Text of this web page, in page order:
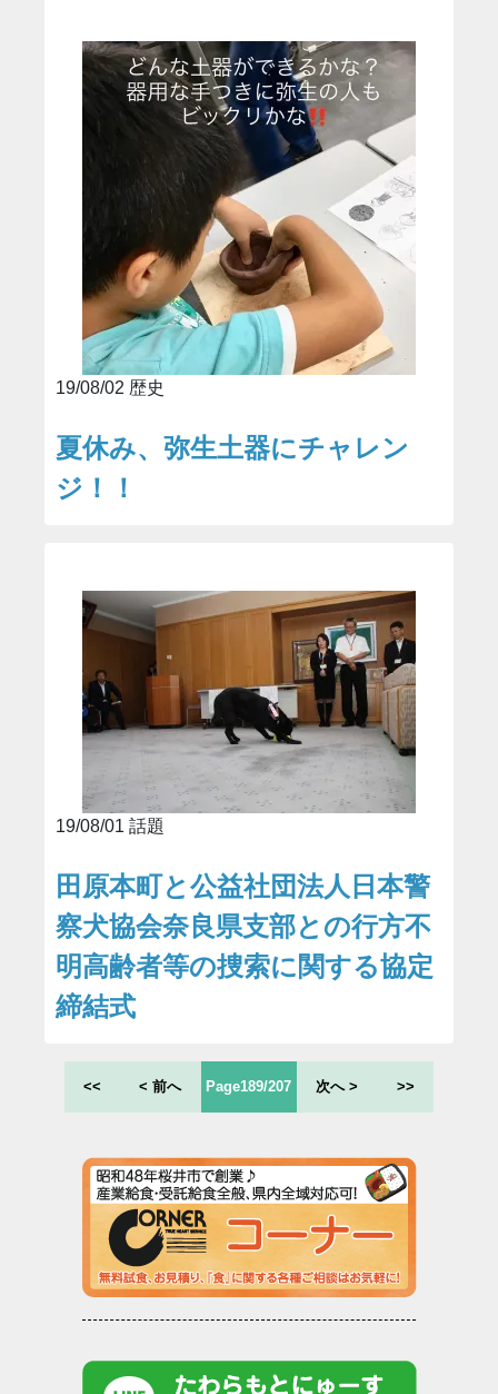
19/08/02 歴史
夏休み、弥生土器にチャレン
ジ！！
19/08/01 話題
田原本町と公益社団法人日本警
察犬協会奈良県支部との行方不
明高齢者等の捜索に関する協定
締結式
Page189/207
<< < 前へ 次へ > >>